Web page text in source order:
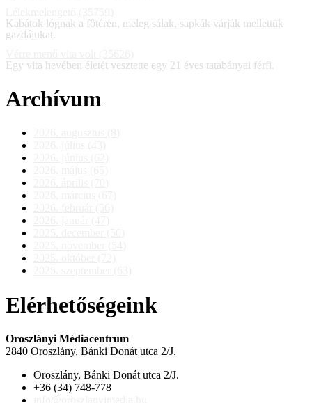
Kabátok lógnak a főtéren, meleg sálak, sapkák várják mellettük
gazdájukat.
Egy vita hevében életét vesztette egy 21 éves tatabányai férfi.
Archívum
Elérhetőségeink
Oroszlányi Médiacentrum
2840 Oroszlány, Bánki Donát utca 2/J.
Oroszlány, Bánki Donát utca 2/J.
+36 (34) 748-778